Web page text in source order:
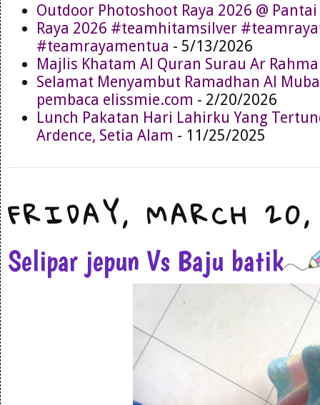
Outdoor Photoshoot Raya 2026 @ Pantai
Raya 2026 #teamhitamsilver
#teamrayamentua - 5/13/2026
Majlis Khatam Al Quran Surau Ar
Selamat Menyambut Ramadhan Al
pembaca elissmie.com - 2/20/2026
Lunch Pakatan Hari Lahirku Yang
Ardence, Setia Alam - 11/25/2025
FRIDAY, MARCH
Selipar jepun Vs Baju batik